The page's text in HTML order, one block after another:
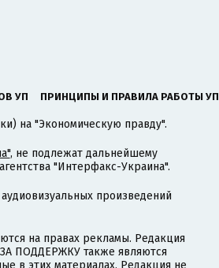
УП ПРИНЦИПЫ И ПРАВИЛА РАБОТЫ УП
на "Экономическую правду".
, не подлежат дальнейшему
"Интерфакс-Украина".
произведений
на правах рекламы. Редакция
ПОДДЕРЖКУ также являются
в этих материалах. Редакция не